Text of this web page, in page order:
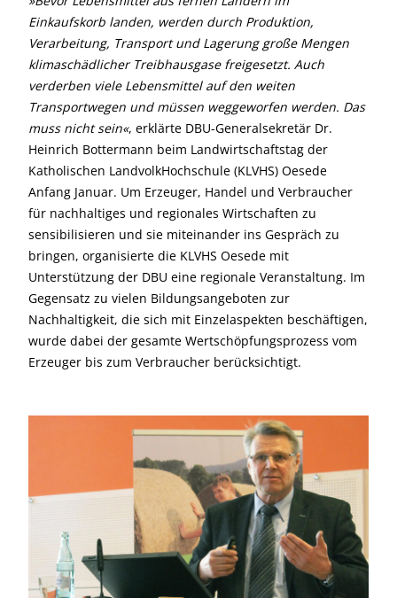
Einkaufskorb landen, werden durch Produktion,
Verarbeitung, Transport und Lagerung große Mengen
klimaschädlicher Treibhaus­gase freigesetzt. Auch
verderben viele Lebensmittel auf den weiten
Transportwegen und müssen weggeworfen werden. Das
muss nicht sein«, erklärte DBU-Generalsekretär Dr.
Heinrich Bottermann beim Landwirtschaftstag der
Katholischen LandvolkHochschule (KLVHS) Oesede
Anfang Januar. Um Erzeuger, Handel und Verbraucher
für nachhaltiges und regionales Wirtschaften zu
sensibilisieren und sie miteinander ins Gespräch zu
bringen, organisierte die KLVHS Oesede mit
Unterstützung der DBU eine regionale Veranstaltung. Im
Gegensatz zu vielen Bildungsangeboten zur
Nachhaltigkeit, die sich mit Einzelaspekten beschäftigen,
wurde dabei der gesamte Wertschöpfungsprozess vom
Erzeuger bis zum Verbraucher berücksichtigt.